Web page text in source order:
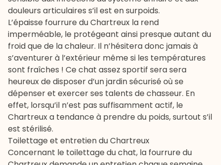
douleurs articulaires s’il est en surpoids.
L’épaisse fourrure du Chartreux la rend
imperméable, le protégeant ainsi presque autant du
froid que de la chaleur. Il n’hésitera donc jamais à
s’aventurer à l’extérieur même si les températures
sont fraîches ! Ce chat assez sportif sera sera
heureux de disposer d’un jardin sécurisé où se
dépenser et exercer ses talents de chasseur. En
effet, lorsqu’il n’est pas suffisamment actif, le
Chartreux a tendance à prendre du poids, surtout s’il
est stérilisé.
Toilettage et entretien du Chartreux
Concernant le toilettage du chat, la fourrure du